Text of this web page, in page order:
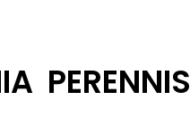
PERENNIS